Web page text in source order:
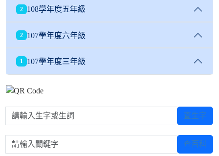
2 108學年度五年級
2 107學年度六年級
1 107學年度三年級
請輸入生字或生詞 查生字
請輸入關鍵字 查百科